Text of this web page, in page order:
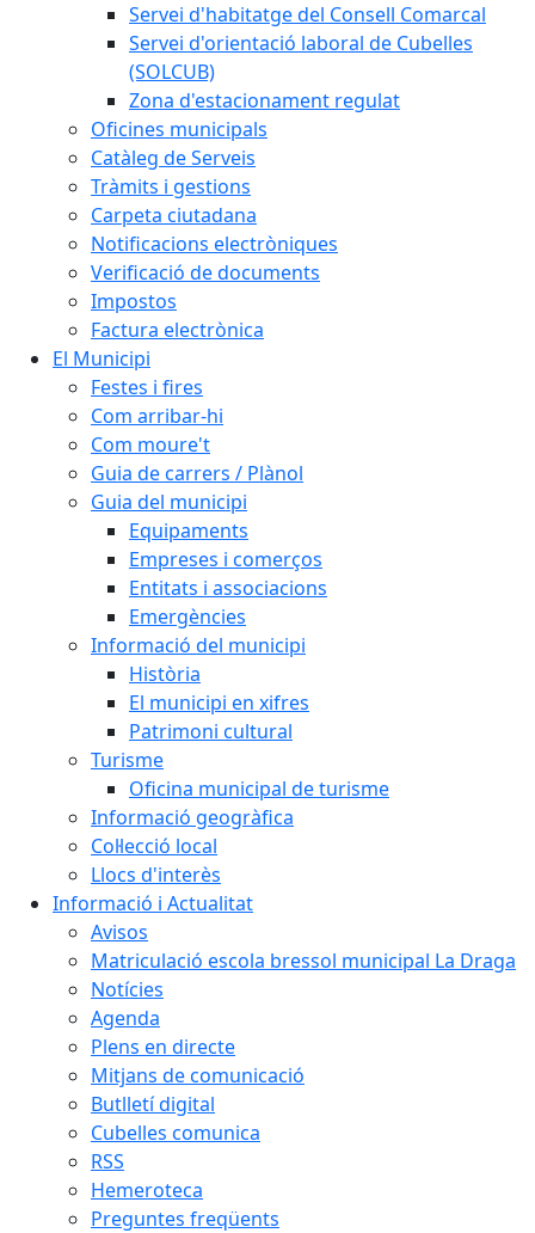
Servei d'habitatge del Consell Comarcal
Servei d'orientació laboral de Cubelles
(SOLCUB)
Zona d'estacionament regulat
Oficines municipals
Catàleg de Serveis
Tràmits i gestions
Carpeta ciutadana
Notificacions electròniques
Verificació de documents
Impostos
Factura electrònica
El Municipi
Festes i fires
Com arribar-hi
Com moure't
Guia de carrers / Plànol
Guia del municipi
Equipaments
Empreses i comerços
Entitats i associacions
Emergències
Informació del municipi
Història
El municipi en xifres
Patrimoni cultural
Turisme
Oficina municipal de turisme
Informació geogràfica
Col·lecció local
Llocs d'interès
Informació i Actualitat
Avisos
Matriculació escola bressol municipal La Draga
Notícies
Agenda
Plens en directe
Mitjans de comunicació
Butlletí digital
Cubelles comunica
RSS
Hemeroteca
Preguntes freqüents